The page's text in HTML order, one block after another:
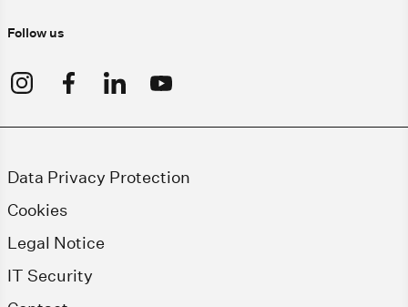
Follow us
Data Privacy Protection
Cookies
Legal Notice
IT Security